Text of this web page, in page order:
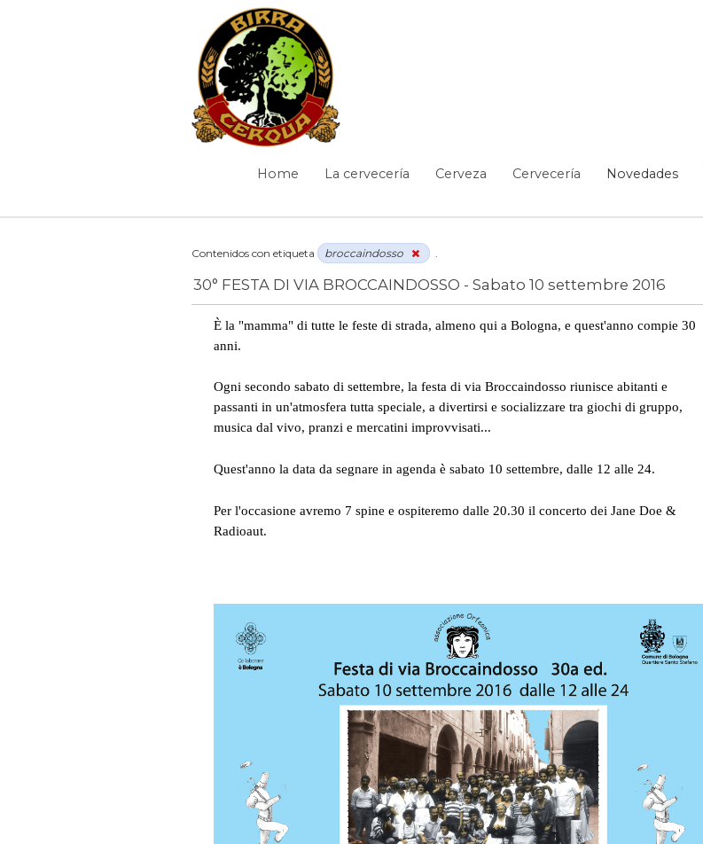
Navegación
Home La cervecería Cerveza Cervecería Novedades
Camino de migasContenidos con etiqueta broccaindosso
30° FESTA DI VIA BROCCAINDOSSO - Sabato 10 settembre 2016
È la "mamma" di tutte le feste di strada, almeno qui a Bologna, e quest'anno compie 30
anni.
Ogni secondo sabato di settembre, la festa di via Broccaindosso riunisce abitanti e
passanti in un'atmosfera tutta speciale, a divertirsi e socializzare tra giochi di gruppo,
musica dal vivo, pranzi e mercatini improvvisati...
Quest'anno la data da segnare in agenda è sabato 10 settembre, dalle 12 alle 24.
Per l'occasione avremo 7 spine e ospiteremo dalle 20.30 il concerto dei Jane Doe &
Radioaut.